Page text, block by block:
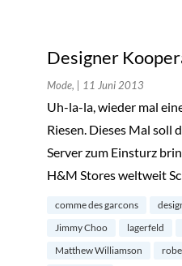
Designer
Mode, | 11 Juni 2013
Uh-la-la, wieder mal
Riesen. Dieses Mal soll
Server zum Einsturz
H&M Stores weltweit
comme des garcons
Jimmy Choo
lagerfeld
Matthew Williamson